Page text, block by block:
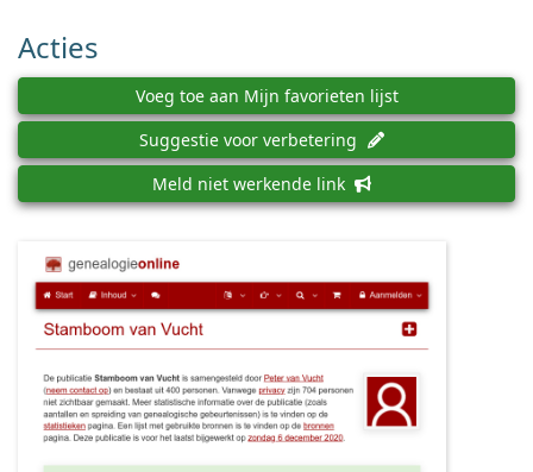
Acties
Voeg toe aan Mijn favorieten lijst
Suggestie voor verbetering
Meld niet werkende link